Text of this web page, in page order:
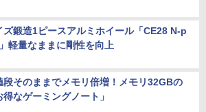
ズ鍛造1ピースアルミホイール「CE28 N-p
軽量なままに剛性を向上
段そのままでメモリ倍増！メモリ32GBの
得なゲーミングノート」